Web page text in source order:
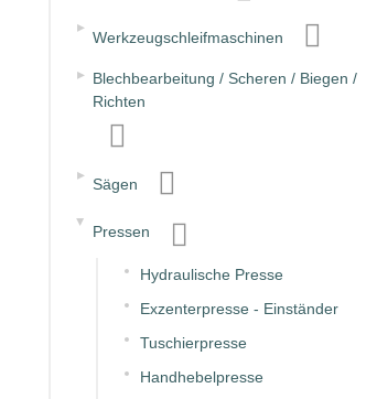
▸
Werkzeugschleifmaschinen
▸ Blechbearbeitung / Scheren / Biegen /
Richten
▸
Sägen
▸
Pressen
Hydraulische Presse
Exzenterpresse - Einständer
Tuschierpresse
Handhebelpresse